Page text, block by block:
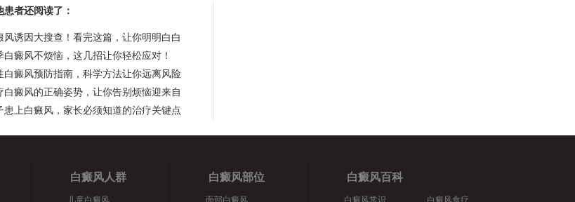
患者还阅读了：
风诱因大搜查！看完这篇，让你明明白白
白癜风不烦恼，这几招让你轻松应对！
白癜风预防指南，科学方法让你远离风险
白癜风的正确姿势，让你告别烦恼迎来自
患上白癜风，家长必须知道的治疗关键点
白癜风人群
儿童白癜风
白癜风部位
面部白癜风
白癜风百科
白癜风常识 白癜风食疗